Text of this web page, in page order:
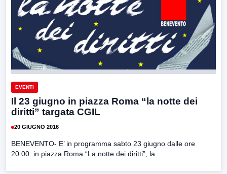
EVENTI
Il 23 giugno in piazza Roma “la notte dei
diritti” targata CGIL
20 GIUGNO 2016
BENEVENTO- E’ in programma sabto 23 giugno dalle ore
20:00 in piazza Roma “La notte dei diritti”, la...